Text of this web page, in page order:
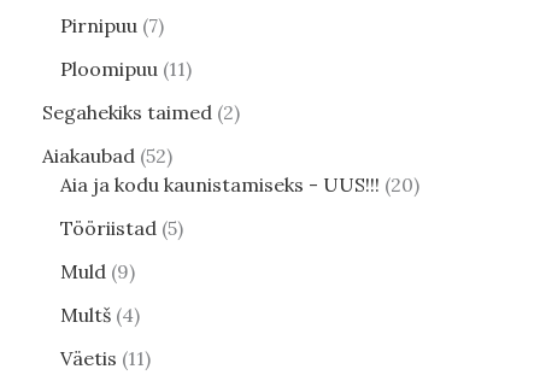
Pirnipuu 7
Ploomipuu 11
Segahekiks taimed 2
Aiakaubad 52
Aia ja kodu kaunistamiseks - UUS!!! 20
Tööriistad 5
Muld 9
Multš 4
Väetis 11